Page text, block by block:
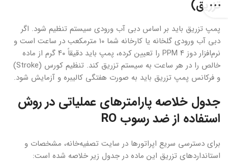
تزریق)
پمپ تزریق باید بر اساس دبی آب ورودی سیستم تنظیم شود. اگر
دبی آب ورودی گلخانه یا کارخانه شما ۱۰ مترمکعب در ساعت است و
نرم‌افزار دوز ۴ PPM را تعیین کرده، پمپ باید دقیقاً ۴۰ گرم از ماده
خالص را در هر ساعت به سیستم تزریق کند. تنظیم کورس (Stroke)
و فرکانس پمپ تزریق باید به صورت هفتگی کالیبره و آزمایش شود.
جدول خلاصه پارامترهای عملیاتی در روش
استفاده از ضد رسوب RO
برای دسترسی سریع اپراتورها در سایت تصفیه‌خانه، مشخصات و
استانداردهای تزریق این ماده در جدول زیر خلاصه شده است: